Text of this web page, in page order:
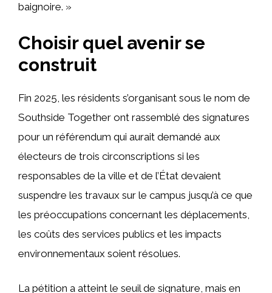
baignoire. »
Choisir quel avenir se
construit
Fin 2025, les résidents s’organisant sous le nom de
Southside Together ont rassemblé des signatures
pour un référendum qui aurait demandé aux
électeurs de trois circonscriptions si les
responsables de la ville et de l’État devaient
suspendre les travaux sur le campus jusqu’à ce que
les préoccupations concernant les déplacements,
les coûts des services publics et les impacts
environnementaux soient résolues.
La pétition a atteint le seuil de signature, mais en